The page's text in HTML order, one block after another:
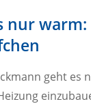
nur warm:
geht es